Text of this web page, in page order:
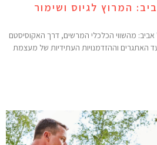
המרוץ לגיוס ושימור
מהשווי הכלכלי המרשים, דרך האקוסיסטם
האתגרים וההזדמנויות העתידיות של מעצמת